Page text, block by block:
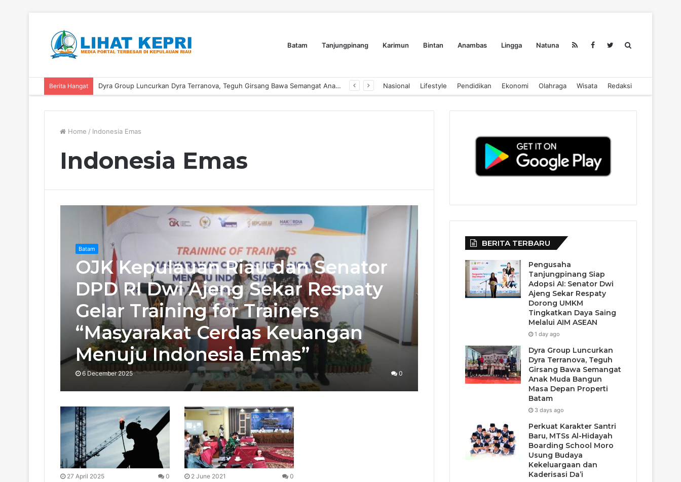
Batam Tanjungpinang Karimun Bintan Anambas Lingga Natuna
Berita Hangat Dyra Group Luncurkan Dyra Terranova, Teguh Girsang Bawa Semangat Anak Muda Bangun Masa Depan Properti Batam Nasional Lifestyle Pendidikan Ekonomi Olahraga Wisata Redaksi
Home / Indonesia Emas
Indonesia Emas
Batam
OJK Kepulauan Riau dan Senator
DPD RI Dwi Ajeng Sekar Respaty
Gelar Training for Trainers
“Masyarakat Cerdas Keuangan
Menuju Indonesia Emas”
6 December 2025 0
27 April 2025 0 2 June 2021 0
BERITA TERBARU
Pengusaha
Tanjungpinang Siap
Adopsi AI: Senator Dwi
Ajeng Sekar Respaty
Dorong UMKM
Tingkatkan Daya Saing
Melalui AIM ASEAN
1 day ago
Dyra Group Luncurkan
Dyra Terranova, Teguh
Girsang Bawa Semangat
Anak Muda Bangun
Masa Depan Properti
Batam
3 days ago
Perkuat Karakter Santri
Baru, MTSs Al-Hidayah
Boarding School Moro
Usung Budaya
Kekeluargaan dan
Kaderisasi Da’i